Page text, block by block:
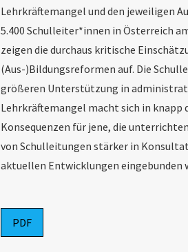
Lehrkräftemangel und den jeweiligen
5.400 Schulleiter*innen in Österreich
zeigen die durchaus kritische
(Aus-)Bildungsreformen auf. Die
größeren Unterstützung in
Lehrkräftemangel macht sich in knapp
Konsequenzen für jene, die
von Schulleitungen stärker in
aktuellen Entwicklungen eingebunden
PDF